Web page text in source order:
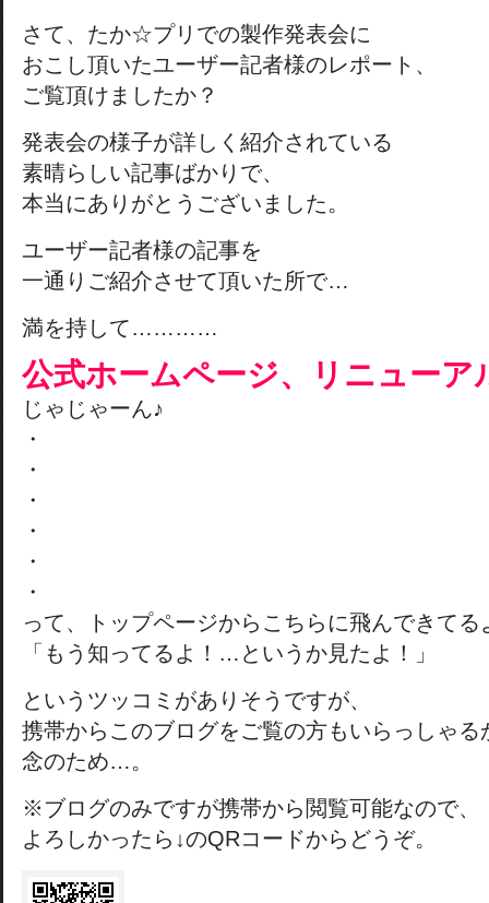
さて、たか☆プリでの製作発表会に
おこし頂いたユーザー記者様のレポート、
ご覧頂けましたか？
発表会の様子が詳しく紹介されている
素晴らしい記事ばかりで、
本当にありがとうございました。
ユーザー記者様の記事を
一通りご紹介させて頂いた所で…
満を持して…………
公式ホームページ、リニュー
じゃじゃーん♪
・
・
・
・
・
・
って、トップページからこちらに飛んできてる
「もう知ってるよ！…というか見たよ！」
というツッコミがありそうですが、
携帯からこのブログをご覧の方もいらっしゃる
念のため…。
※ブログのみですが携帯から閲覧可能なので、
よろしかったら↓のQRコードからどうぞ。